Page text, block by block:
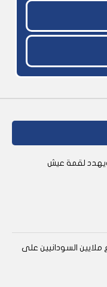
لقمة عيش
السودانيين على